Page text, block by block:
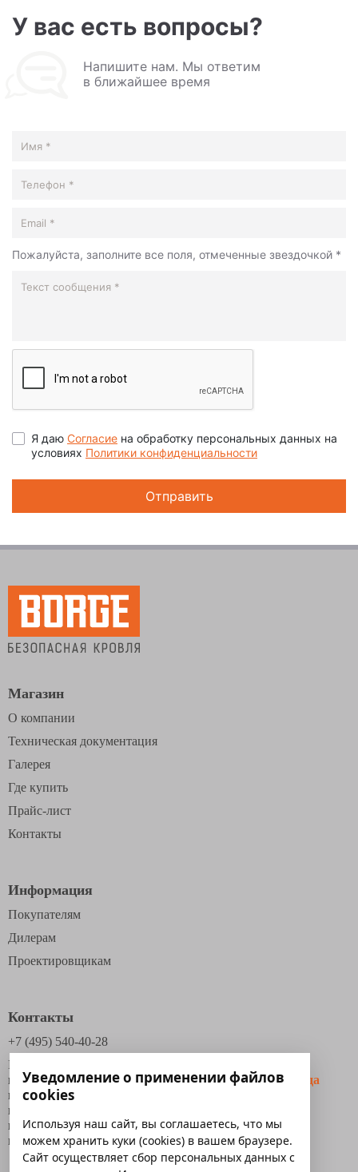
У вас есть вопросы?
Напишите нам. Мы ответим
в ближайшее время
Пожалуйста, заполните все поля, отмеченные звездочкой *
Я даю Согласие на обработку персональных данных на
условиях Политики конфиденциальности
Магазин
О компании
Техническая документация
Галерея
Где купить
Прайс-лист
Контакты
Информация
Покупателям
Дилерам
Проектировщикам
Контакты
+7 (495) 540-40-28
Московская область,
г. ДзержинскийДзержинское шоссе, д.1.Схема проезда
г. Казань, ул. Васильченко, 12/4
г. Смоленск,
г. Новосибирск, ул. Фабричная 4, офис 311
г. Каменск-Уральский , ул. Рябова, д. 6б, помещ.3.
Уведомление о применении файлов
cookies
Используя наш сайт, вы соглашаетесь, что мы
можем хранить куки (cookies) в вашем браузере.
Сайт осуществляет сбор персональных данных с